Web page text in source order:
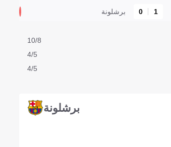
1
0 برشلونة
10/8
4/5
4/5
برشلونة